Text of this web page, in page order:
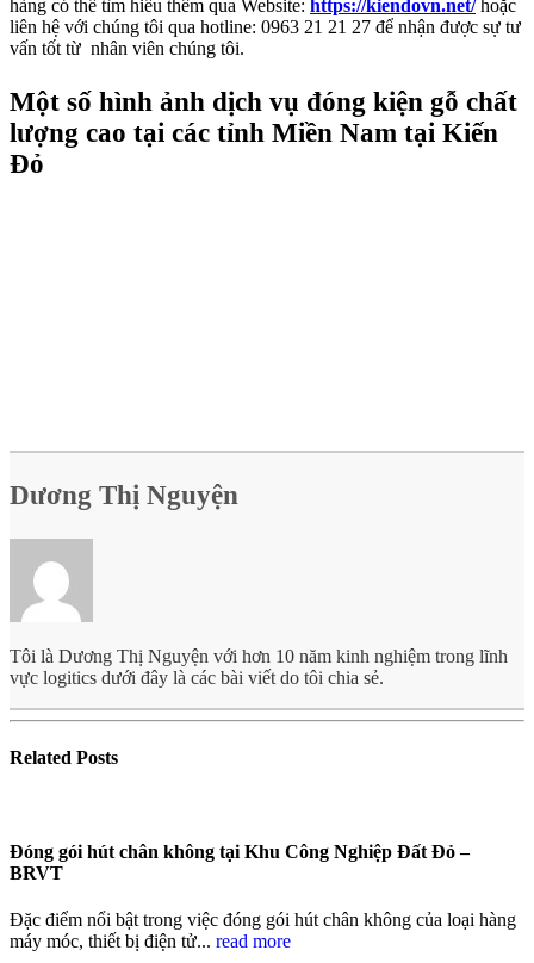
hàng có thể tìm hiểu thêm qua Website: https://kiendovn.net/hoặc
liên hệ với chúng tôi qua hotline: 0963 21 21 27 để nhận được sự tư
vấn tốt từ nhân viên chúng tôi.
Một số hình ảnh dịch vụ đóng kiện gỗ chất
lượng cao tại các tỉnh Miền Nam tại Kiến
Đỏ
Dương Thị Nguyện
Tôi là Dương Thị Nguyện với hơn 10 năm kinh nghiệm trong lĩnh
vực logitics dưới đây là các bài viết do tôi chia sẻ.
Related Posts
Đóng gói hút chân không tại Khu Công Nghiệp Đất Đỏ –
BRVT
Đặc điểm nổi bật trong việc đóng gói hút chân không của loại hàng
máy móc, thiết bị điện tử... read more